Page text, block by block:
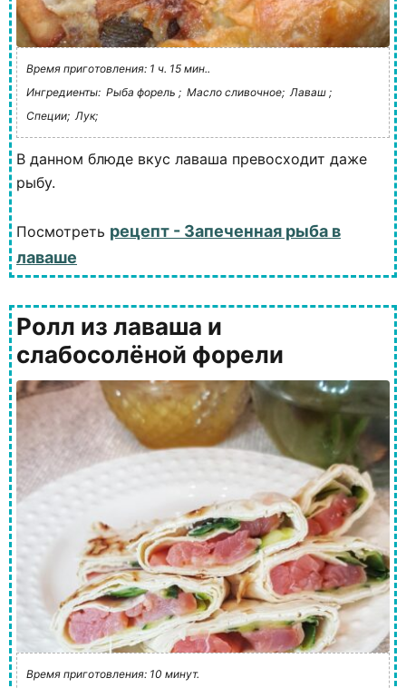
Время приготовления: 1 ч. 15 мин..
Ингредиенты: Рыба форель ; Масло сливочное; Лаваш ;
Специи; Лук;
В данном блюде вкус лаваша превосходит даже
рыбу.
Посмотреть рецепт - Запеченная рыба в
лаваше
Ролл из лаваша и
слабосолёной форели
Время приготовления: 10 минут.